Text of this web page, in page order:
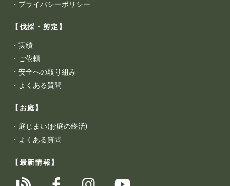
・ プライバシーポリシー
【伐採・剪定】
・実績
・ ご依頼
・安全への取り組み
・ よくある質問
【お庭】
・ 庭じまい(お庭の終活)
・ よくある質問
【最新情報】